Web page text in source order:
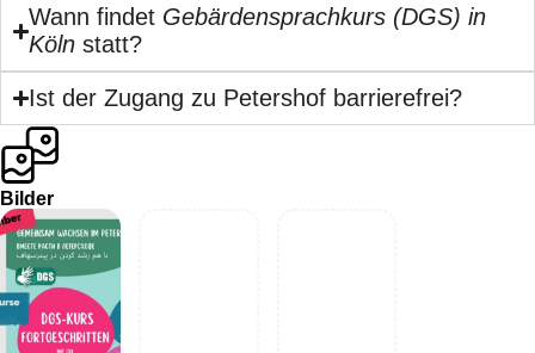
Wann findet Gebärdensprachkurs (DGS) in
Köln statt?
Ist der Zugang zu Petershof barrierefrei?
Bilder